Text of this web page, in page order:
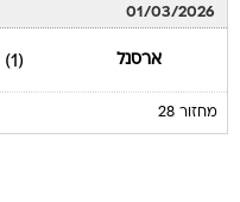
01/03/2026
ארסנל (1)
מחזור 28